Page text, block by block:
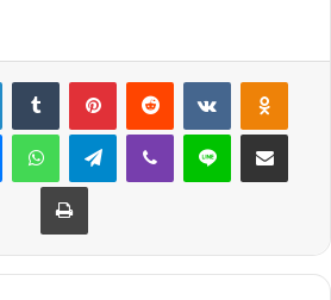
LinkedInTumblr PinterestReddit VKontakte
MessengerWhatsAppTelegramViber Line E-Posta ile
Yazdır